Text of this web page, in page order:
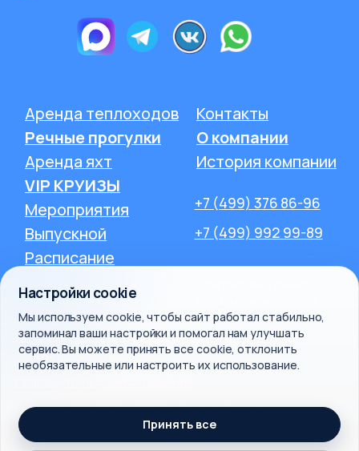
Настройки cookie
Мы используем cookie, чтобы сайт работал стабильно,
запоминал ваши настройки и помогал нам улучшать
сервис. Вы можете принять все cookie, отклонить
необязательные или настроить их использование.
Принять все